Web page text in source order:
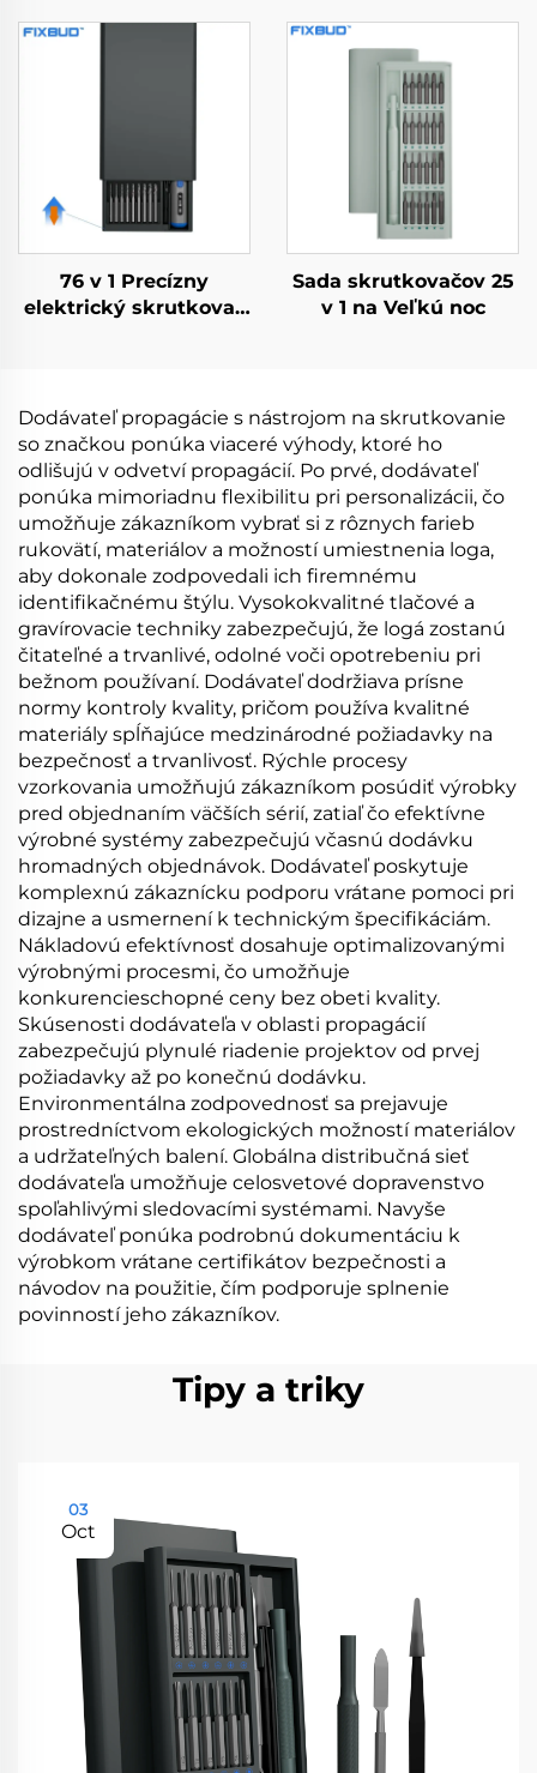
76 v 1 Precízny
elektrický skrutkovač
Sada skrutkovačov 25
v 1 na Veľkú noc
Dodávateľ propagácie s nástrojom na skrutkovanie
so značkou ponúka viaceré výhody, ktoré ho
odlišujú v odvetví propagácií. Po prvé, dodávateľ
ponúka mimoriadnu flexibilitu pri personalizácii, čo
umožňuje zákazníkom vybrať si z rôznych farieb
rukovätí, materiálov a možností umiestnenia loga,
aby dokonale zodpovedali ich firemnému
identifikačnému štýlu. Vysokokvalitné tlačové a
gravírovacie techniky zabezpečujú, že logá zostanú
čitateľné a trvanlivé, odolné voči opotrebeniu pri
bežnom používaní. Dodávateľ dodržiava prísne
normy kontroly kvality, pričom používa kvalitné
materiály spĺňajúce medzinárodné požiadavky na
bezpečnosť a trvanlivosť. Rýchle procesy
vzorkovania umožňujú zákazníkom posúdiť výrobky
pred objednaním väčších sérií, zatiaľ čo efektívne
výrobné systémy zabezpečujú včasnú dodávku
hromadných objednávok. Dodávateľ poskytuje
komplexnú zákaznícku podporu vrátane pomoci pri
dizajne a usmernení k technickým špecifikáciám.
Nákladovú efektívnosť dosahuje optimalizovanými
výrobnými procesmi, čo umožňuje
konkurencieschopné ceny bez obeti kvality.
Skúsenosti dodávateľa v oblasti propagácií
zabezpečujú plynulé riadenie projektov od prvej
požiadavky až po konečnú dodávku.
Environmentálna zodpovednosť sa prejavuje
prostredníctvom ekologických možností materiálov
a udržateľných balení. Globálna distribučná sieť
dodávateľa umožňuje celosvetové dopravenstvo
spoľahlivými sledovacími systémami. Navyše
dodávateľ ponúka podrobnú dokumentáciu k
výrobkom vrátane certifikátov bezpečnosti a
návodov na použitie, čím podporuje splnenie
povinností jeho zákazníkov.
Tipy a triky
03
Oct